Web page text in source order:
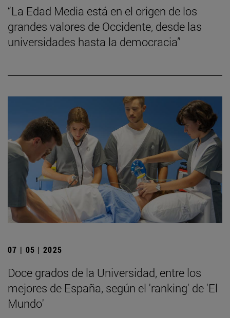
“La Edad Media está en el origen de los
grandes valores de Occidente, desde las
universidades hasta la democracia”
07 | 05 | 2025
Doce grados de la Universidad, entre los
mejores de España, según el 'ranking' de 'El
Mundo'